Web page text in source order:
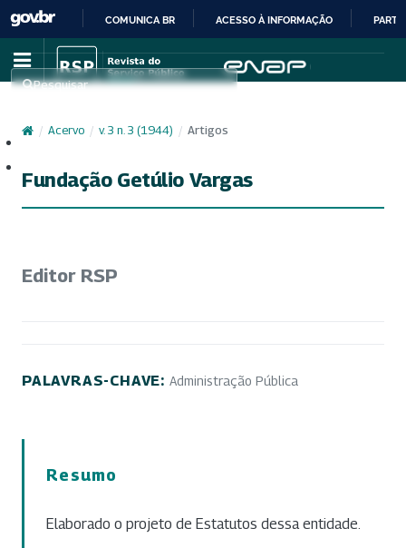
IR
PARA
CONTEÚDO
COMUNICA BR ACESSO À INFORMAÇÃO
Pesquisar
/ Acervo / v. 3 n. 3 (1944) / Artigos
Fundação Getúlio Vargas
Editor RSP
PALAVRAS-CHAVE: Administração Pública
Resumo
Elaborado o projeto de Estatutos dessa entidade.